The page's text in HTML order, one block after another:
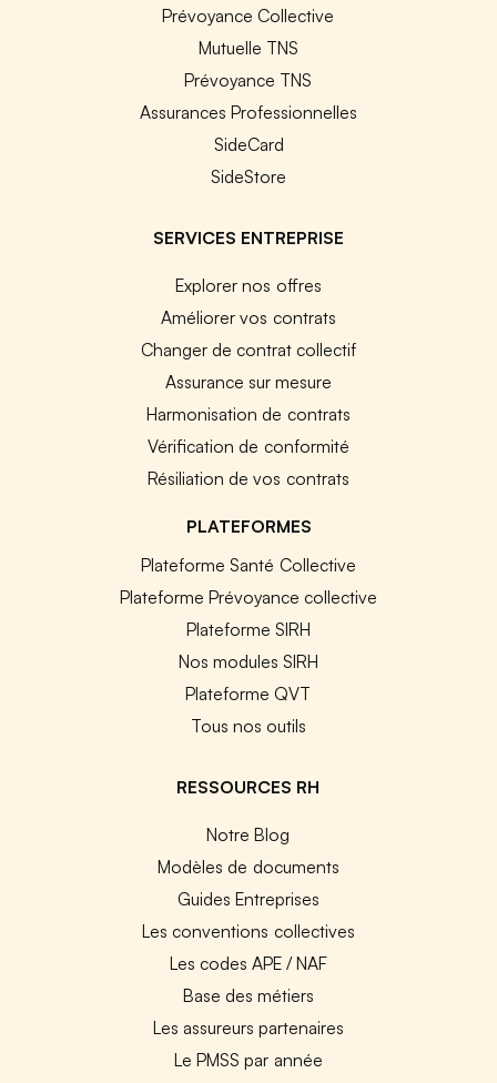
Prévoyance Collective
Mutuelle TNS
Prévoyance TNS
Assurances Professionnelles
SideCard
SideStore
SERVICES ENTREPRISE
Explorer nos offres
Améliorer vos contrats
Changer de contrat collectif
Assurance sur mesure
Harmonisation de contrats
Vérification de conformité
Résiliation de vos contrats
PLATEFORMES
Plateforme Santé Collective
Plateforme Prévoyance collective
Plateforme SIRH
Nos modules SIRH
Plateforme QVT
Tous nos outils
RESSOURCES RH
Notre Blog
Modèles de documents
Guides Entreprises
Les conventions collectives
Les codes APE / NAF
Base des métiers
Les assureurs partenaires
Le PMSS par année